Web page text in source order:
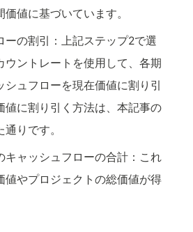
値に基づいています。
ーの割引：上記ステップ2で選
ウントレートを使用して、各期
ュフローを現在価値に割り引
値に割り引く方法は、本記事の
りです。
キャッシュフローの合計：これ
値やプロジェクトの総価値が得